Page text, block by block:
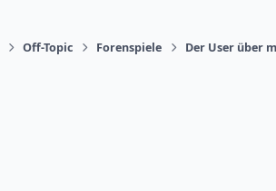
Off-Topic Forenspiele Der User über